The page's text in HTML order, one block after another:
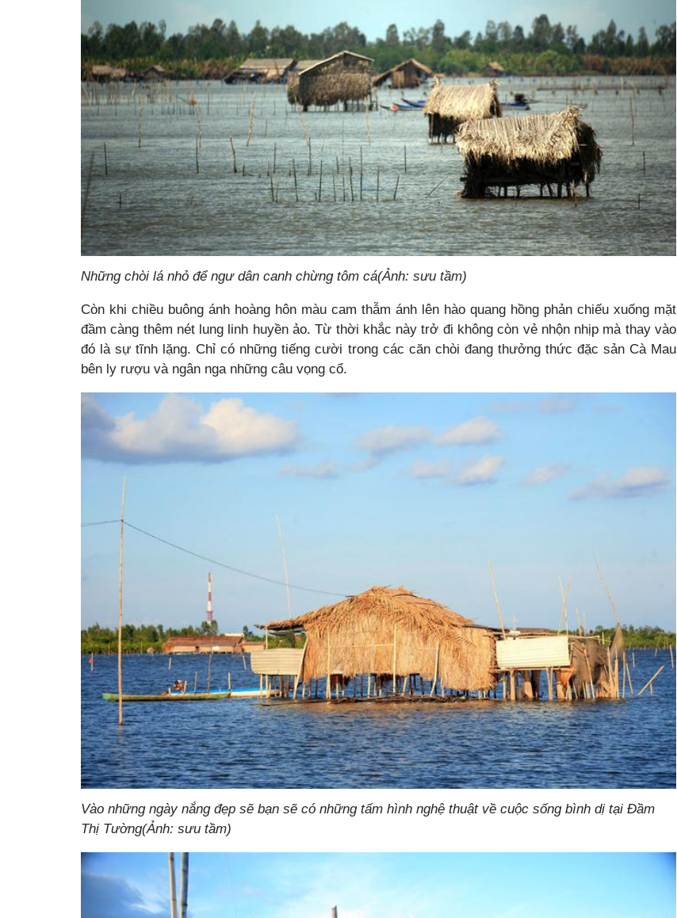
Những chòi lá nhỏ để ngư dân canh chừng tôm cá(Ảnh: sưu tầm)
Còn khi chiều buông ánh hoàng hôn màu cam thẫm ánh lên hào quang hồng phản chiếu xuống mặt
đầm càng thêm nét lung linh huyền ảo. Từ thời khắc này trở đi không còn vẻ nhộn nhịp mà thay vào
đó là sự tĩnh lặng. Chỉ có những tiếng cười trong các căn chòi đang thưởng thức đặc sản Cà Mau
bên ly rượu và ngân nga những câu vọng cổ.
Vào những ngày nắng đẹp sẽ bạn sẽ có những tấm hình nghệ thuật về cuộc sống bình dị tại Đầm
Thị Tường(Ảnh: sưu tầm)